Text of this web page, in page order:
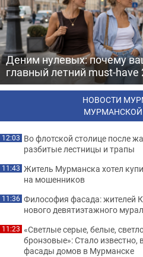
Деним нулевых: почему
главный летний must-have
НОВОСТИ
МУРМАНСКОЙ
12:03 Во флотской столице после
разбитые лестницы и трапы
11:43 Житель Мурманска хотел
на мошенников
11:36 Философия фасада: жителей
нового девятиэтажного
11:23 «Светлые серые, белые,
бронзовые»: Стало известно,
фасады домов в Мурманске